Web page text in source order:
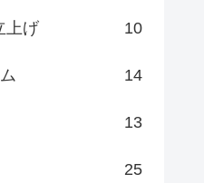
上げ 10
14
13
25